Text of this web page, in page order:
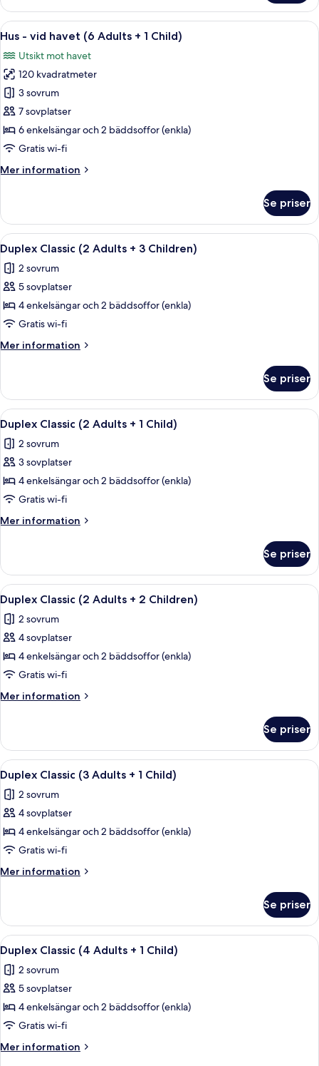
Children)
-
vid
havet
Adults
+
Children)
Öppna
alla
foton
för
Hus
-
vid
havet
Adults
Child)
13
Hus - vid havet (6 Adults + 1 Child)
Utsikt mot havet
120 kvadratmeter
3 sovrum
7 sovplatser
6 enkelsängar och 2 bäddsoffor (enkla)
Gratis wi-fi
Mer information
Mer
-
vid
havet
Adults
+
Child)
Se priser
Öppna
alla
foton
för
Duplex
Classic
(2
Adults
3
Children)
En modern uteplats med en
9
Duplex Classic (2 Adults + 3 Children)
2 sovrum
5 sovplatser
4 enkelsängar och 2 bäddsoffor (enkla)
Gratis wi-fi
Mer information
Mer
Classic
(2
Adults
3
Children)
Se priser
Öppna
alla
foton
för
Duplex
Classic
(2
Adults
1
Child)
En modern uteplats med en
9
Duplex Classic (2 Adults + 1 Child)
2 sovrum
3 sovplatser
4 enkelsängar och 2 bäddsoffor (enkla)
Gratis wi-fi
Mer information
Mer
Classic
(2
Adults
Child)
Se priser
Öppna
alla
foton
för
Duplex
Classic
(2
Adults
2
Children)
En modern uteplats med en
9
Duplex Classic (2 Adults + 2 Children)
2 sovrum
4 sovplatser
4 enkelsängar och 2 bäddsoffor (enkla)
Gratis wi-fi
Mer information
Mer
Classic
(2
Adults
2
Children)
Se priser
Öppna
alla
foton
för
Duplex
Classic
(3
Adults
1
Child)
En modern uteplats med en
9
Duplex Classic (3 Adults + 1 Child)
2 sovrum
4 sovplatser
4 enkelsängar och 2 bäddsoffor (enkla)
Gratis wi-fi
Mer information
Mer
Classic
(3
Adults
Child)
Se priser
Öppna
alla
foton
för
Duplex
Classic
(4
Adults
En modern uteplats med en
9
Duplex Classic (4 Adults + 1 Child)
2 sovrum
5 sovplatser
4 enkelsängar och 2 bäddsoffor (enkla)
Gratis wi-fi
Mer information
Mer